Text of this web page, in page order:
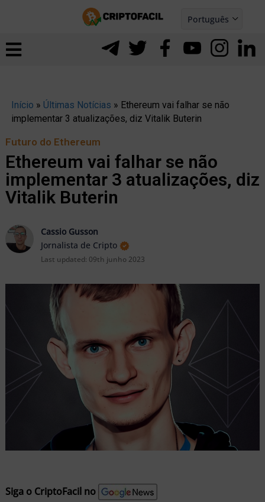
Português
Español
Início » Últimas Notícias » Ethereum vai falhar se não
implementar 3 atualizações, diz Vitalik Buterin
Futuro do Ethereum
Ethereum vai falhar se não
implementar 3 atualizações, diz
Vitalik Buterin
Cassio Gusson
Jornalista de Cripto
Last updated: 09th junho 2023
Siga o CriptoFacil no